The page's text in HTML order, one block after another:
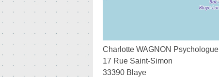
Charlotte WAGNON Psychologue
17 Rue Saint-Simon
33390 Blaye